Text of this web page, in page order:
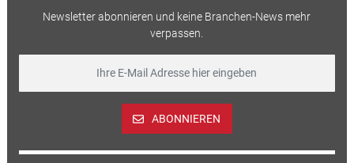
Newsletter abonnieren und keine Branchen-News mehr
verpassen.
ABONNIEREN